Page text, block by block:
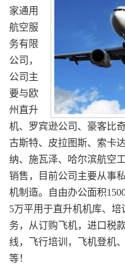
家通用
航空服
务有限
公司，
公司主
要与欧
州直升
机、罗宾逊公司、豪客比
古斯特、皮拉图斯、索卡
纳、施瓦泽、哈尔滨航空
销售，目前公司主要从事
机制造。自由办公面积
5万平用于直升机机库、
务，从订购飞机，进口税
线，飞行培训，飞机登机
等！